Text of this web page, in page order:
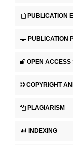
PUBLICATION
PUBLICATION
OPEN ACCESS
COPYRIGHT
PLAGIARISM
INDEXING